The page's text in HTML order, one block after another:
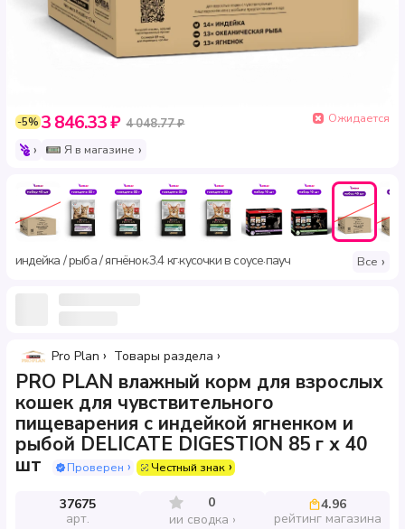
-5% 3 846.33 ₽ 4 048.77 ₽
Ожидается
Я в магазине
индейка / рыба / ягнёнок·3.4 кг·кусочки в соусе·пауч Все
Pro Plan Товары раздела
PRO PLAN влажный корм для взрослых
кошек для чувствительного
пищеварения с индейкой ягненком и
рыбой DELICATE DIGESTION 85 г х 40
шт
Проверен Честный знак
37675
арт.
0
ии сводка
4.96
рейтинг магазина